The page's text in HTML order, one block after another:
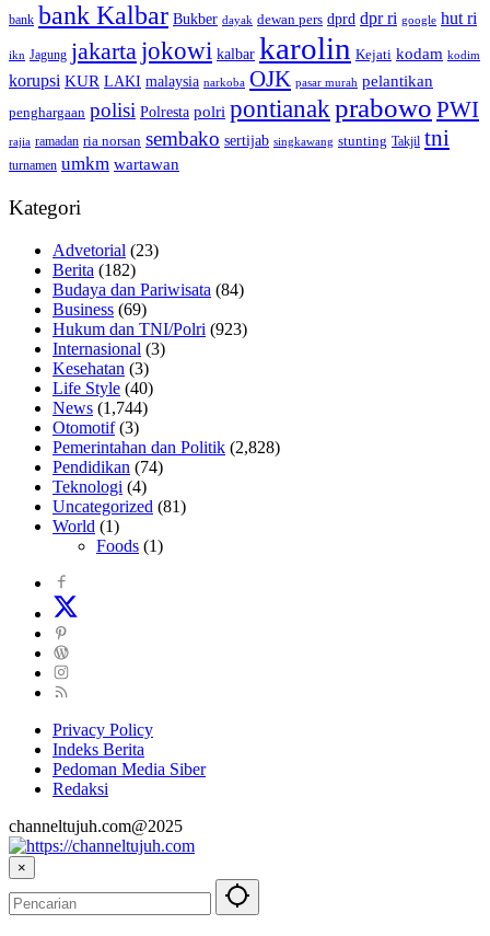
bank bank Kalbar Bukber dayak dewan pers dprd dpr ri google hut ri
ikn Jagung jakarta jokowi kalbar karolin Kejati kodam kodim
korupsi KUR LAKI malaysia narkoba OJK pasar murah pelantikan
penghargaan polisi Polresta polri pontianakprabowo PWI
rajia ramadan ria norsan sembako sertijab singkawang stunting Takjil tni
turnamen umkm wartawan
Kategori
Advetorial (23)
Berita (182)
Budaya dan Pariwisata (84)
Business (69)
Hukum dan TNI/Polri (923)
Internasional (3)
Kesehatan (3)
Life Style (40)
News (1,744)
Otomotif(3)
Pemerintahan dan Politik (2,828)
Pendidikan (74)
Teknologi (4)
Uncategorized (81)
World (1)
Foods (1)
Privacy Policy
Indeks Berita
Pedoman Media Siber
Redaksi
channeltujuh.com@2025
×